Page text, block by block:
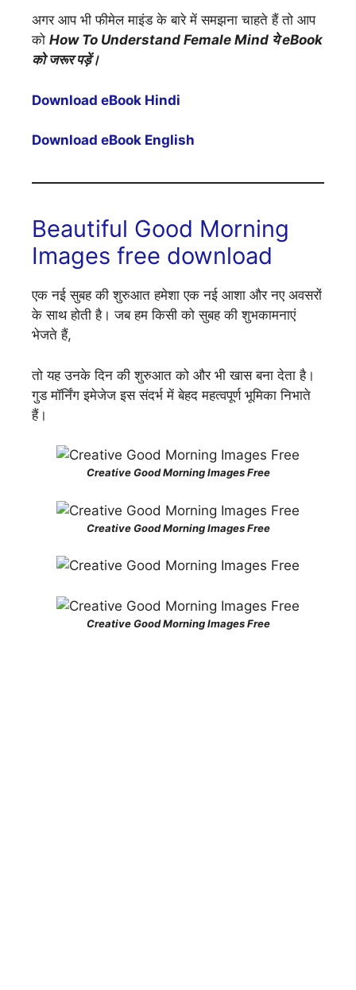
अगर आप भी फीमेल माइंड के बारे में समझना चाहते हैं तो आप
को How To Understand Female Mind ये eBook
को जरूर पड़ें।
Download eBook Hindi
Download eBook English
Beautiful Good Morning
Images free download
एक नई सुबह की शुरुआत हमेशा एक नई आशा और नए अवसरों
के साथ होती है। जब हम किसी को सुबह की शुभकामनाएं
भेजते हैं,
तो यह उनके दिन की शुरुआत को और भी खास बना देता है।
गुड मॉर्निंग इमेजेज इस संदर्भ में बेहद महत्वपूर्ण भूमिका निभाते
हैं।
Creative Good Morning Images Free
Creative Good Morning Images Free
Creative Good Morning Images Free